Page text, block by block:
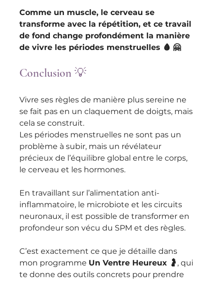
Comme un muscle, le cerveau se
transforme avec la répétition, et ce travail
de fond change profondément la manière
de vivre les périodes menstruelles 🩸 🤗
Conclusion 💡
Vivre ses règles de manière plus sereine ne
se fait pas en un claquement de doigts, mais
cela se construit.
Les périodes menstruelles ne sont pas un
problème à subir, mais un révélateur
précieux de l’équilibre global entre le corps,
le cerveau et les hormones.
En travaillant sur l’alimentation anti-
inflammatoire, le microbiote et les circuits
neuronaux, il est possible de transformer en
profondeur son vécu du SPM et des règles.
C’est exactement ce que je détaille dans
mon programme Un Ventre Heureux 🤰 , qui
te donne des outils concrets pour prendre